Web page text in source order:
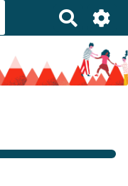
e
c
h
e
e